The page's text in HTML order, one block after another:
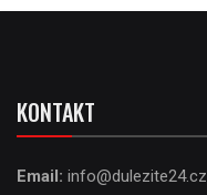
KONTAKT
Email: info@dulezite24.cz